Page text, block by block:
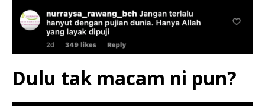
Dulu tak macam ni pun?